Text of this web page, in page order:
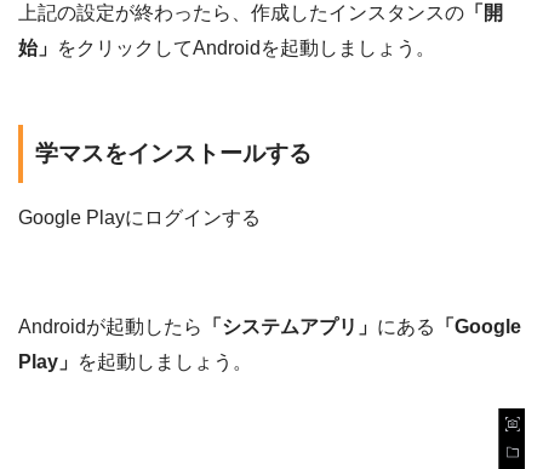
上記の設定が終わったら、作成したインスタンスの 「開
始」 をクリックしてAndroidを起動しましょう。
学マスをインストールする
Google Playにログインする
Androidが起動したら 「システムアプリ」 にある
「Google
Play」 を起動しましょう。